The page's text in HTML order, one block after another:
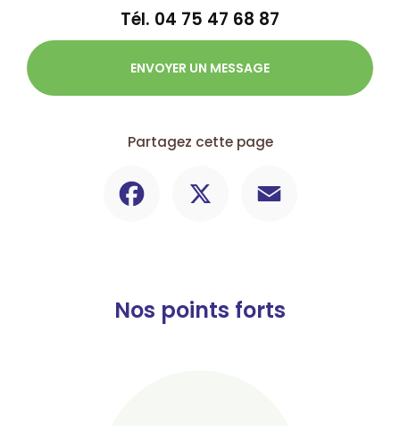
Tél. 04 75 47 68 87
ENVOYER UN MESSAGE
Partagez cette page
Nos points forts